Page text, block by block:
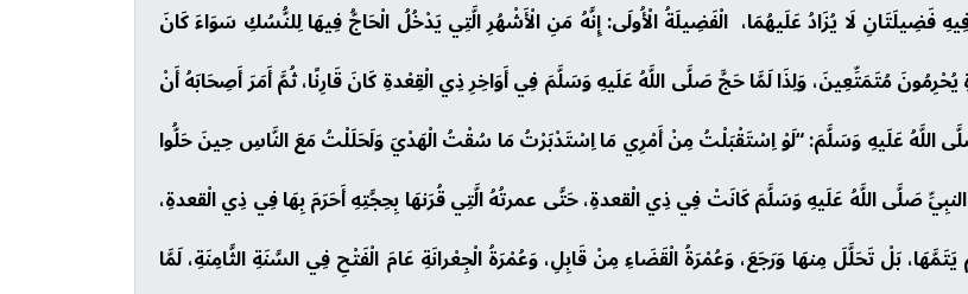
فَضِيلَتَانِ لَا يُزَادُ عَلَيهُمَا، الْفَضِيلَةُ الْأُولَى: إِنَّهُ مَنِ الْأَشْهُرِ الَّتِي يَدْخُلُ الْحَاجُّ فِيهَا لِلنُّسُكِ سَوَاءَ كَانَ
مُتَمَتِّعِينَ، وَلِذَا لَمَّا حَجَّ صَلَّى اللَّهُ عَلَيهِ وَسَلَّمَ فِي أَوَاخِرِ ذِي الْقِعْدةِ كَانَ قَارِنًا، ثُمَّ أَمَرَ أَصِحَابَهُ أَنْ
صَلَّى اللَّهُ عَلَيهِ وَسَلَّمَ: “لَوْ اِسْتَقْبَلْتُ مِنْ أَمْرِي مَا اِسْتَدْبَرْتُ مَا سُقْتُ الْهَدْيَ وَلَحَلَلْتُ مَعَ النَّاسِ حِينَ حَلُّوا
النبِيِّ صَلَّى اللَّهُ عَلَيهِ وَسَلَّمَ كَانَتْ فِي ذِي الْقعدةِ، حَتَّى عمرتُهُ الَّتِي قُرَنهَا بِحِجَّتِهِ أَحَرَمَ بِهَا فِي ذِي الْقعدةِ،
بَلْ تَحَلَّلَ مِنهَا وَرَجَعَ، وَعُمْرَةُ الْقَضَاءِ مِنْ قَابِلِ، وَعُمْرَةُ الْجِعْرانَةِ عَامَ الْفَتْحِ فِي السَّنَةِ الثَّامِنَةِ، لَمَّا